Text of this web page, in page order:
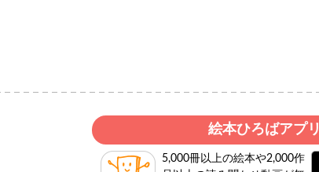
絵本ひろばアプリ
5,000冊以上の絵本や2,000作